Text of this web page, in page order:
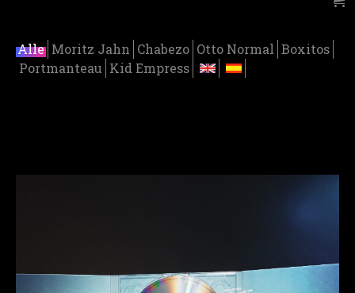
Alle Moritz Jahn Chabezo Otto Normal Boxitos
Portmanteau Kid Empress